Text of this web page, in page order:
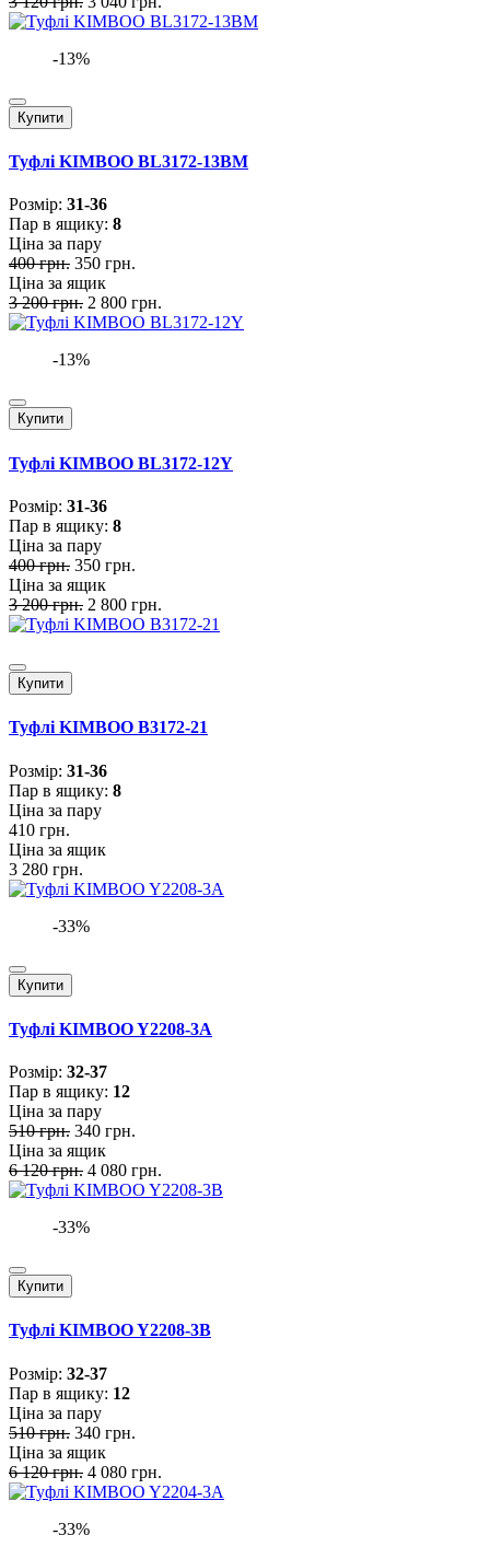
-13%
Купити
Туфлі KIMBOO BL3172-13BM
Розмiр: 31-36
Пар в ящику: 8
Ціна за пару
400 грн. 350 грн.
Ціна за ящик
3 200 грн. 2 800 грн.
-13%
Купити
Туфлі KIMBOO BL3172-12Y
Розмiр: 31-36
Пар в ящику: 8
Ціна за пару
400 грн. 350 грн.
Ціна за ящик
3 200 грн. 2 800 грн.
Купити
Туфлі KIMBOO B3172-21
Розмiр: 31-36
Пар в ящику: 8
Ціна за пару
410 грн.
Ціна за ящик
3 280 грн.
-33%
Купити
Туфлі KIMBOO Y2208-3A
Розмiр: 32-37
Пар в ящику: 12
Ціна за пару
510 грн. 340 грн.
Ціна за ящик
6 120 грн. 4 080 грн.
-33%
Купити
Туфлі KIMBOO Y2208-3B
Розмiр: 32-37
Пар в ящику: 12
Ціна за пару
510 грн. 340 грн.
Ціна за ящик
6 120 грн. 4 080 грн.
-33%